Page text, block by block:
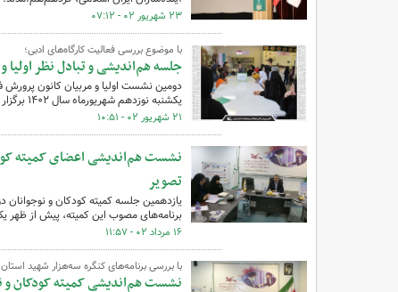
۲۳ شهریور ۰۲ - ۰۷:۱۲
با موضوع بررسی فعالیت‌ کارگاه‌های ادبی؛
جلسه هم‌اندیشی و تبادل نظر اولیا و مربیان در
یکشنبه نوزدهم شهریورماه سال ۱۴۰۲ برگزار شد.
۲۱ شهریور ۰۲ - ۱۰:۵۱
نشست هم‌اندیشی اعضای کمیته
تصویر
یازدهمین‌ جلسه کمیته کودکان و
برنامه‌های مصوب این کمیته، پیش از ظهر یک‌شنبه ۱۵ مرداد ۱۴۰۲ در سالن کوثر کانون پرورش فکری
۱۶ مرداد ۰۲ - ۱۱:۵۷
با بررسی برنامه‌های کنگره سه‌هزار شهید
نشست هم‌اندیشی کمیته کودکان و